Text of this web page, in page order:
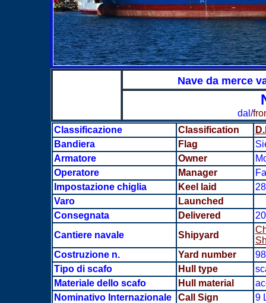
Nave da merce
dal/
Classificazione
Classification
Bandiera
Flag
Armatore
Owner
Operatore
Manager
Impostazione chiglia
Keel laid
Varo
Launched
Consegnata
Delivered
Cantiere navale
Shipyard
Costruzione n.
Yard number
Tipo di scafo
Hull type
Materiale dello scafo
Hull material
Nominativo Internazionale
Call Sign
9